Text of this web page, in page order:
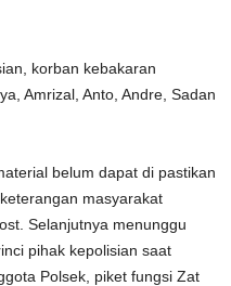
korban kebakaran
Amrizal, Anto, Andre, Sadan
belum dapat di pastikan
masyarakat
Selanjutnya menunggu
pihak kepolisian saat
Polsek, piket fungsi Zat